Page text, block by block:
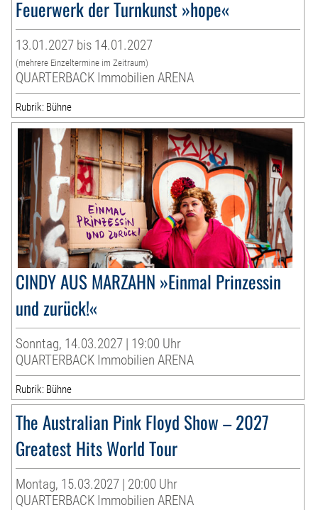
Feuerwerk der Turnkunst »hope«
13.01.2027 bis 14.01.2027
(mehrere Einzeltermine im Zeitraum)
QUARTERBACK Immobilien ARENA
Rubrik: Bühne
CINDY AUS MARZAHN »Einmal Prinzessin
und zurück!«
Sonntag, 14.03.2027 | 19:00 Uhr
QUARTERBACK Immobilien ARENA
Rubrik: Bühne
The Australian Pink Floyd Show – 2027
Greatest Hits World Tour
Montag, 15.03.2027 | 20:00 Uhr
QUARTERBACK Immobilien ARENA